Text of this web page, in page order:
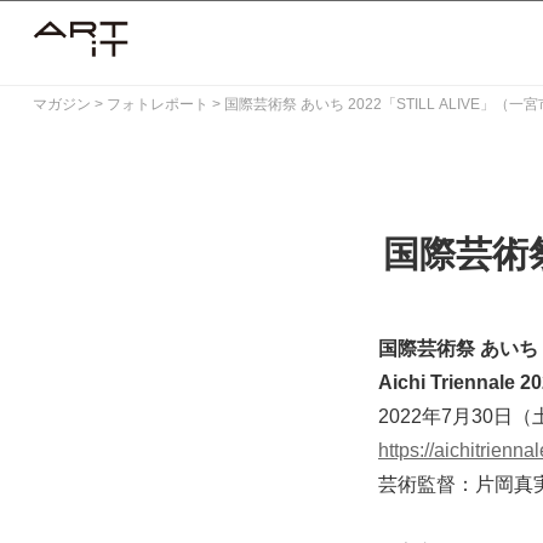
マガジン > フォトレポート > 国際芸術祭 あいち 2022「STILL ALIVE」（一宮
国際芸
国際芸術祭 あい
Aichi Triennale
2022年7月30日（
https://
芸術監督：片岡真